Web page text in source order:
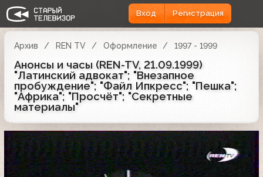
Вход Регистрация
Архив REN TV Оформление 1997 - 1999
Анонсы и часы (REN-TV, 21.09.1999)
"Латинский адвокат"; "Внезапное
пробуждение"; "Файл Ипкресс"; "Пешка";
"Африка"; "Просчёт"; "Секретные
материалы"